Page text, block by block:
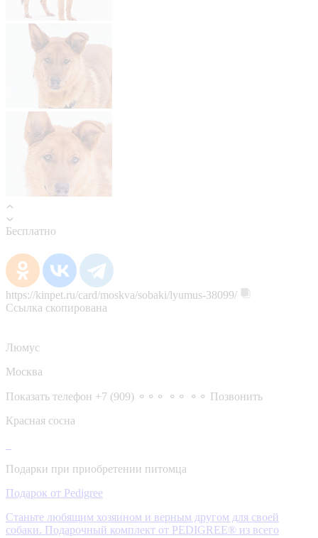
Бесплатно
https://kinpet.ru/card/moskva/sobaki/lyumus-38099/
Ссылка скопирована
Люмус
Москва
Показать телефон +7 (909) ⚬⚬⚬ ⚬⚬ ⚬⚬ Позвонить
Красная сосна
Подарки при приобретении питомца
Подарок от Pedigree
Станьте любящим хозяином и верным другом для своей
собаки. Подарочный комплект от PEDIGREE® из всего